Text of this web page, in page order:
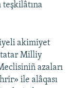
akimiyet
Milliy
azaları
ile alâqası